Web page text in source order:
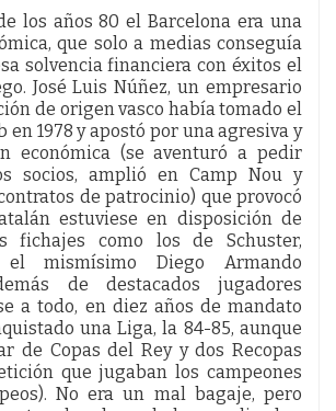
los años 80 el Barcelona era una
que solo a medias conseguía
solvencia financiera con éxitos el
José Luis Núñez, un empresario
de origen vasco había tomado el
en 1978 y apostó por una agresiva y
económica (se aventuró a pedir
socios, amplió en Camp Nou y
de patrocinio) que provocó
estuviese en disposición de
fichajes como los de Schuster,
mismísimo Diego Armando
de destacados jugadores
a todo, en diez años de mandato
una Liga, la 84-85, aunque
de Copas del Rey y dos Recopas
que jugaban los campeones
No era un mal bagaje, pero